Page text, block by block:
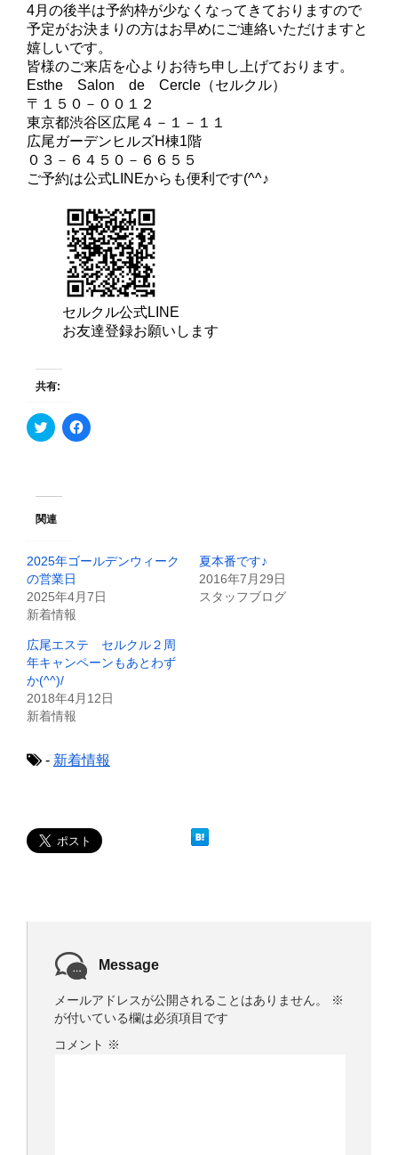
4月の後半は予約枠が少なくなってきておりますので
予定がお決まりの方はお早めにご連絡いただけますと
嬉しいです。
皆様のご来店を心よりお待ち申し上げております。
Esthe Salon de Cercle（セルクル）
〒１５０－００１２
東京都渋谷区広尾４－１－１１
広尾ガーデンヒルズH棟1階
０３－６４５０－６６５５
ご予約は公式LINEからも便利です(^^♪
セルクル公式LINE
お友達登録お願いします
共有:
ク
リ
T
i
r
で
共
有
(
新
い
ィ
ン
ド
ウ
で
開
す
F
a
る
ク
し
て
く
さ
い
ウ
開
き
ま
関連
2025年ゴールデンウィーク
の営業日
2025年4月7日
新着情報
夏本番です♪
2016年7月29日
スタッフブログ
広尾エステ セルクル２周
年キャンペーンもあとわず
か(^^)/
2018年4月12日
新着情報
- 新着情報
Message
メールアドレスが公開されることはありません。
※
が付いている欄は必須項目です
コメント ※